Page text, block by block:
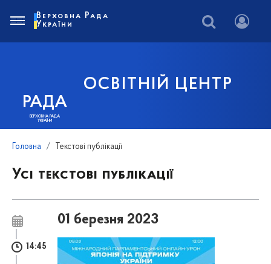
РАДА
ВЕРХОВНА РАДА
УКРАЇНИ
ОСВІТНІЙ ЦЕНТР
Верховна Рада
України
Головна Текстові публікації
Усі текстові публікації
01 березня 2023
14:45